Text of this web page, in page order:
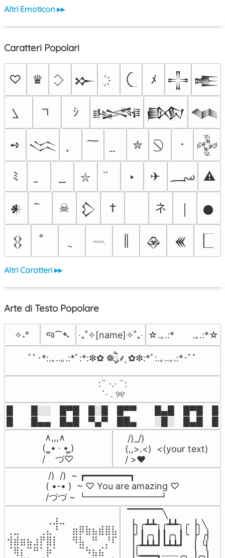
Altri Emoticon ▸▸
Caratteri Popolari
♡ ♛ 𒁍 ﾒ 𒋲 𒍫
ｼ 𒈙 𒁃 𒈝
➺ 𒈱 ✮ ･ 𒅒
ﾐ ⛥ ‣ ✈ ؄ ⚠
𒀭 ☠ 𒁷 † ネ 𒊹
𒌐 𓎖 𒊲 𒌍
Altri Caratteri ▸▸
Arte di Testo Popolare
✧˖° જ⁀➴ ‎‧₊˚✧[name]✧˚₊‧ ☆.｡.:*　　.｡.:*☆
ﾟﾟ･*:.｡..｡.:*ﾟ:*:✼✿ ❁ཻུ۪۪⸙͎ ✿✼:*ﾟ:.｡..｡.:*･ﾟﾟ
⠀:¨ ·.· ¨:⠀
⠀ `· . ୨୧⠀
█  █░░ █▀█ █░█ █▀▀  █▄█ █▀█
█  █▄▄ █▄█ ▀▄▀ ██▄  ░█░ █▄█
∧,,,∧
(  ̳• · • ̳)
/    づ♡
/)_/)
(,,>.<)  <(your text)
/ >❤️
/)  /)  ~ ┏━━━━━━━━┓
( •-• )  ~ ♡ You are amazing ♡
/づづ ~ ┗━━━━━━━━┛
⠀⠀⠀⠀⠀⠀⢀⣰⣀⠀⠀⠀⠀⠀⠀⠀⠀
⢀⣀⠀⠀⠀⢀⣄⠘⠀⠀⣶⡿⣷⣦⣾⣿⣧
⢺⣾⣶⣦⣰⡟⣿⡇⠀⠀⠻⣧⠀⠛⠀⡘⠏
⠈⢿⡆⠉⠛⠁⡷⠁⠀⠀⠀⠉⠳⣦⣮⠁⠀
▔▔▔▔▔╲
▕╮╭┻┻╮╭┻┻╮╭▕╮╲
▕╯┃╭╮┃┃╭╮┃╰▕╯╭▏
▕╭┻┻┻┛┗┻┻┛  ▕  ╰▏
▕╰━━━┓┈┈┈╭╮▕╭╮▏